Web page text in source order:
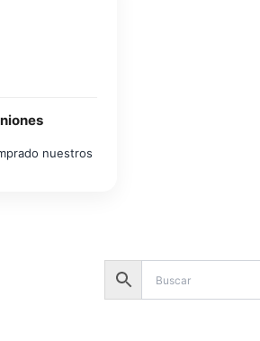
nuestros